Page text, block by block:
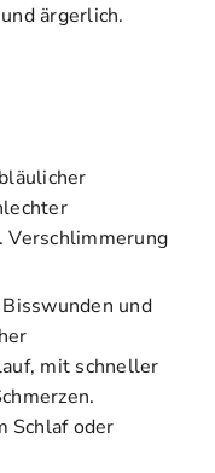
ärgerlich.
und
mit schneller
Schlaf oder